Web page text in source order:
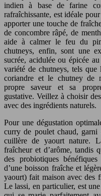
indien à base de farine
rafraîchissante, est idéale
apporter une touche de
de concombre râpé, de
aide à calmer le feu du
chutneys, enfin, sont une
sucrée, acidulée ou épicée
variété de chutneys, tels
coriandre et le chutney de
propre saveur et sa
gustative. Veillez à choisir
avec des ingrédients naturels.
Pour une dégustation
curry de poulet chaud, garni
cuillère de yaourt nature.
fraîcheur et d’arôme, tandis
des probiotiques
d’une boisson fraîche et
yaourt) fait maison avec des
Le lassi, en particulier, est